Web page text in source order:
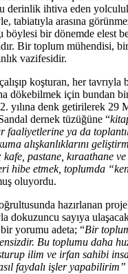
derinlik ihtiva eden
arasına
böylesi bir dönemde
Bir toplum mühendisi,
vazifesidir.
koşturan, her tavrıyla
dökebilmek için bundan
denk getirilerek 29
dernek tüzüğüne “
ya da
alışkanlıklarını
pastane, kıraathane
hibe etmek, toplumda
oluyordu.
hazırlanan
dokuzuncu sayıya
bir yorumu adeta; “Bir
Bu toplumu daha
ilim ve irfan sahibi
faydalı işler